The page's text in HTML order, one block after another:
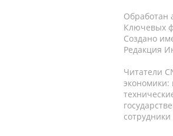
Обработан
Ключевых
Создано
Редакция
Читатели